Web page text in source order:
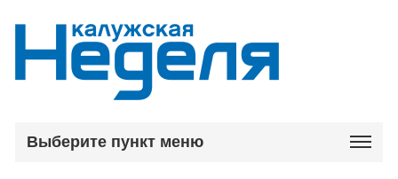
Выберите пункт меню